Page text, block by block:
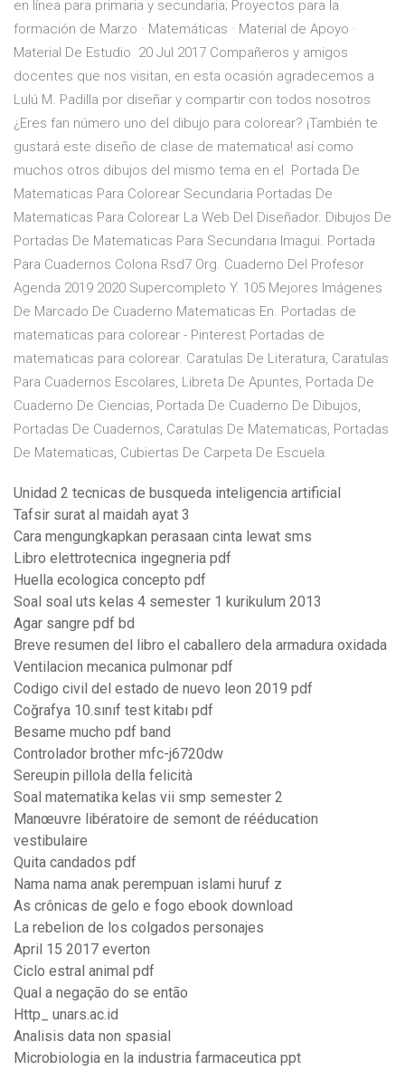
en línea para primaria y secundaria; Proyectos para la
formación de Marzo · Matemáticas · Material de Apoyo ·
Material De Estudio 20 Jul 2017 Compañeros y amigos
docentes que nos visitan, en esta ocasión agradecemos a
Lulú M. Padilla por diseñar y compartir con todos nosotros
¿Eres fan número uno del dibujo para colorear? ¡También te
gustará este diseño de clase de matematica! así como
muchos otros dibujos del mismo tema en el Portada De
Matematicas Para Colorear Secundaria Portadas De
Matematicas Para Colorear La Web Del Diseñador. Dibujos De
Portadas De Matematicas Para Secundaria Imagui. Portada
Para Cuadernos Colona Rsd7 Org. Cuaderno Del Profesor
Agenda 2019 2020 Supercompleto Y. 105 Mejores Imágenes
De Marcado De Cuaderno Matematicas En. Portadas de
matematicas para colorear - Pinterest Portadas de
matematicas para colorear. Caratulas De Literatura, Caratulas
Para Cuadernos Escolares, Libreta De Apuntes, Portada De
Cuaderno De Ciencias, Portada De Cuaderno De Dibujos,
Portadas De Cuadernos, Caratulas De Matematicas, Portadas
De Matematicas, Cubiertas De Carpeta De Escuela.
Unidad 2 tecnicas de busqueda inteligencia artificial
Tafsir surat al maidah ayat 3
Cara mengungkapkan perasaan cinta lewat sms
Libro elettrotecnica ingegneria pdf
Huella ecologica concepto pdf
Soal soal uts kelas 4 semester 1 kurikulum 2013
Agar sangre pdf bd
Breve resumen del libro el caballero dela armadura oxidada
Ventilacion mecanica pulmonar pdf
Codigo civil del estado de nuevo leon 2019 pdf
Coğrafya 10.sınıf test kitabı pdf
Besame mucho pdf band
Controlador brother mfc-j6720dw
Sereupin pillola della felicità
Soal matematika kelas vii smp semester 2
Manœuvre libératoire de semont de rééducation
vestibulaire
Quita candados pdf
Nama nama anak perempuan islami huruf z
As crônicas de gelo e fogo ebook download
La rebelion de los colgados personajes
April 15 2017 everton
Ciclo estral animal pdf
Qual a negação do se então
Http_ unars.ac.id
Analisis data non spasial
Microbiologia en la industria farmaceutica ppt